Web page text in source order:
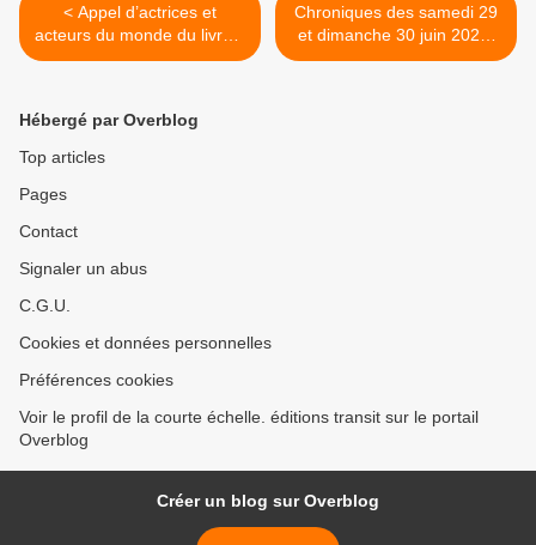
< Appel d’actrices et
acteurs du monde du livre à
voter pour le Nouveau
Chroniques des samedi 29
et dimanche 30 juin 2024.
Hamid Mokaddem. Nouméa
Hébergé par Overblog
Top articles
Pages
Contact
Signaler un abus
C.G.U.
Cookies et données personnelles
Préférences cookies
Voir le profil de la courte échelle. éditions transit sur le portail
Overblog
Créer un blog sur Overblog